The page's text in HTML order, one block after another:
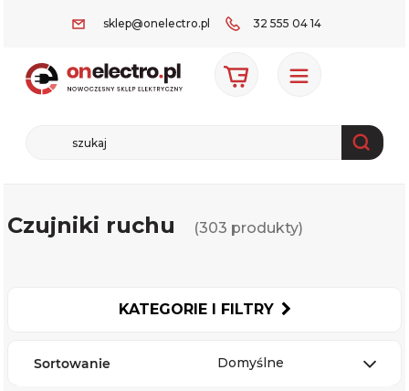
sklep@onelectro.pl 32 555 04 14
Czujniki ruchu (303 produkty)
KATEGORIE I FILTRY
Sortowanie Domyślne